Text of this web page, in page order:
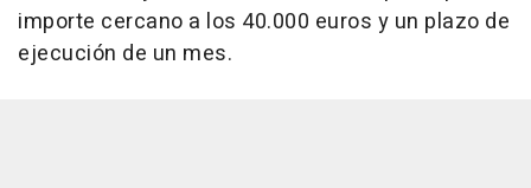
importe cercano a los 40.000 euros y un plazo de
ejecución de un mes.